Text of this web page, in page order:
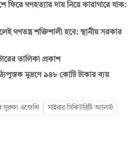
ফিরে গণহত্যার দায় নিয়ে কারাগারে যাক:
গণতন্ত্র শক্তিশালী হবে: স্থানীয় সরকার
তালিকা প্রকাশ
মুদ্রণে ৯৪৮ কোটি টাকার ব্যয়
সুরক্ষা এজেন্সি সাইবার সিকিউরিটি অ্যালার্ট